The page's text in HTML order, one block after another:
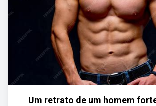
Um retrato de um homem